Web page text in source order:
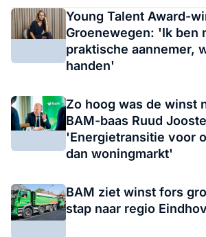
Young Talent Award-
Groenewegen: 'Ik ben
praktische aannemer,
handen'
Zo hoog was de winst
BAM-baas Ruud
'Energietransitie voor
dan woningmarkt'
BAM ziet winst fors
stap naar regio